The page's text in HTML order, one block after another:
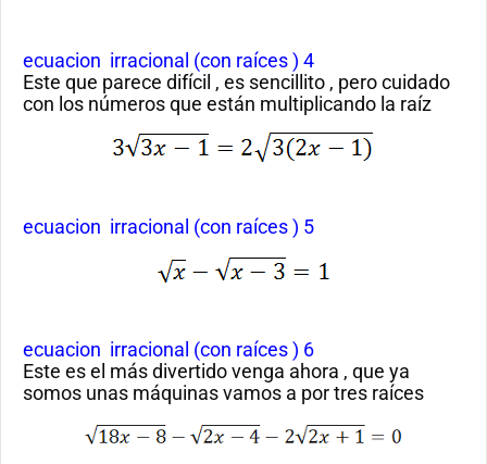
ecuacion irracional (con raíces ) 4
Este que parece difícil , es sencillito , pero cuidado
con los números que están multiplicando la raíz
ecuacion irracional (con raíces ) 5
ecuacion irracional (con raíces ) 6
Este es el más divertido venga ahora , que ya
somos unas máquinas vamos a por tres raíces